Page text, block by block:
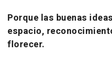
Porque las buenas
espacio,
florecer.